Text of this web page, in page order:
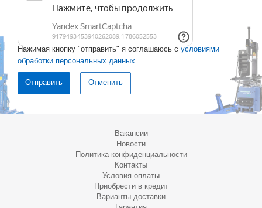
Нажимая кнопку "отправить" я соглашаюсь с условиями
обработки персональных данных
Отменить
Вакансии
Новости
Политика конфиденциальности
Контакты
Условия оплаты
Приобрести в кредит
Варианты доставки